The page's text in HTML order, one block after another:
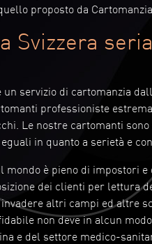
proposto da
Svizzera
servizio di cartomanzia
professioniste
Le nostre cartomanti
in quanto a serietà e
mondo è pieno di impostori
dei clienti per lettura
altri campi ed altre
non deve in alcun
e del settore medico-